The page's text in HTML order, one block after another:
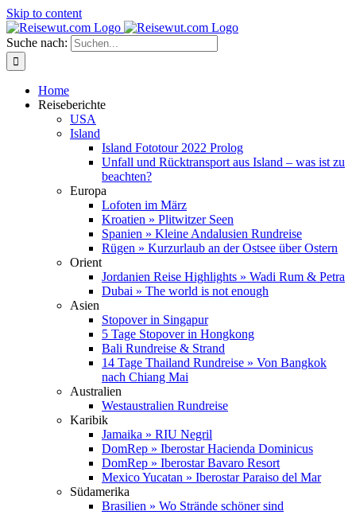
Skip to content
Suche nach:
Home
Reiseberichte
USA
Island
Island Fototour 2022 Prolog
Unfall und Rücktransport aus Island – was ist zu
beachten?
Europa
Lofoten im März
Kroatien » Plitwitzer Seen
Spanien » Kleine Andalusien Rundreise
Rügen » Kurzurlaub an der Ostsee über Ostern
Orient
Jordanien Reise Highlights » Wadi Rum & Petra
Dubai » The world is not enough
Asien
Stopover in Singapur
5 Tage Stopover in Hongkong
Bali Rundreise & Strand
14 Tage Thailand Rundreise » Von Bangkok
nach Chiang Mai
Australien
Westaustralien Rundreise
Karibik
Jamaika » RIU Negril
DomRep » Iberostar Hacienda Dominicus
DomRep » Iberostar Bavaro Resort
Mexico Yucatan » Iberostar Paraiso del Mar
Südamerika
Brasilien » Wo Strände schöner sind